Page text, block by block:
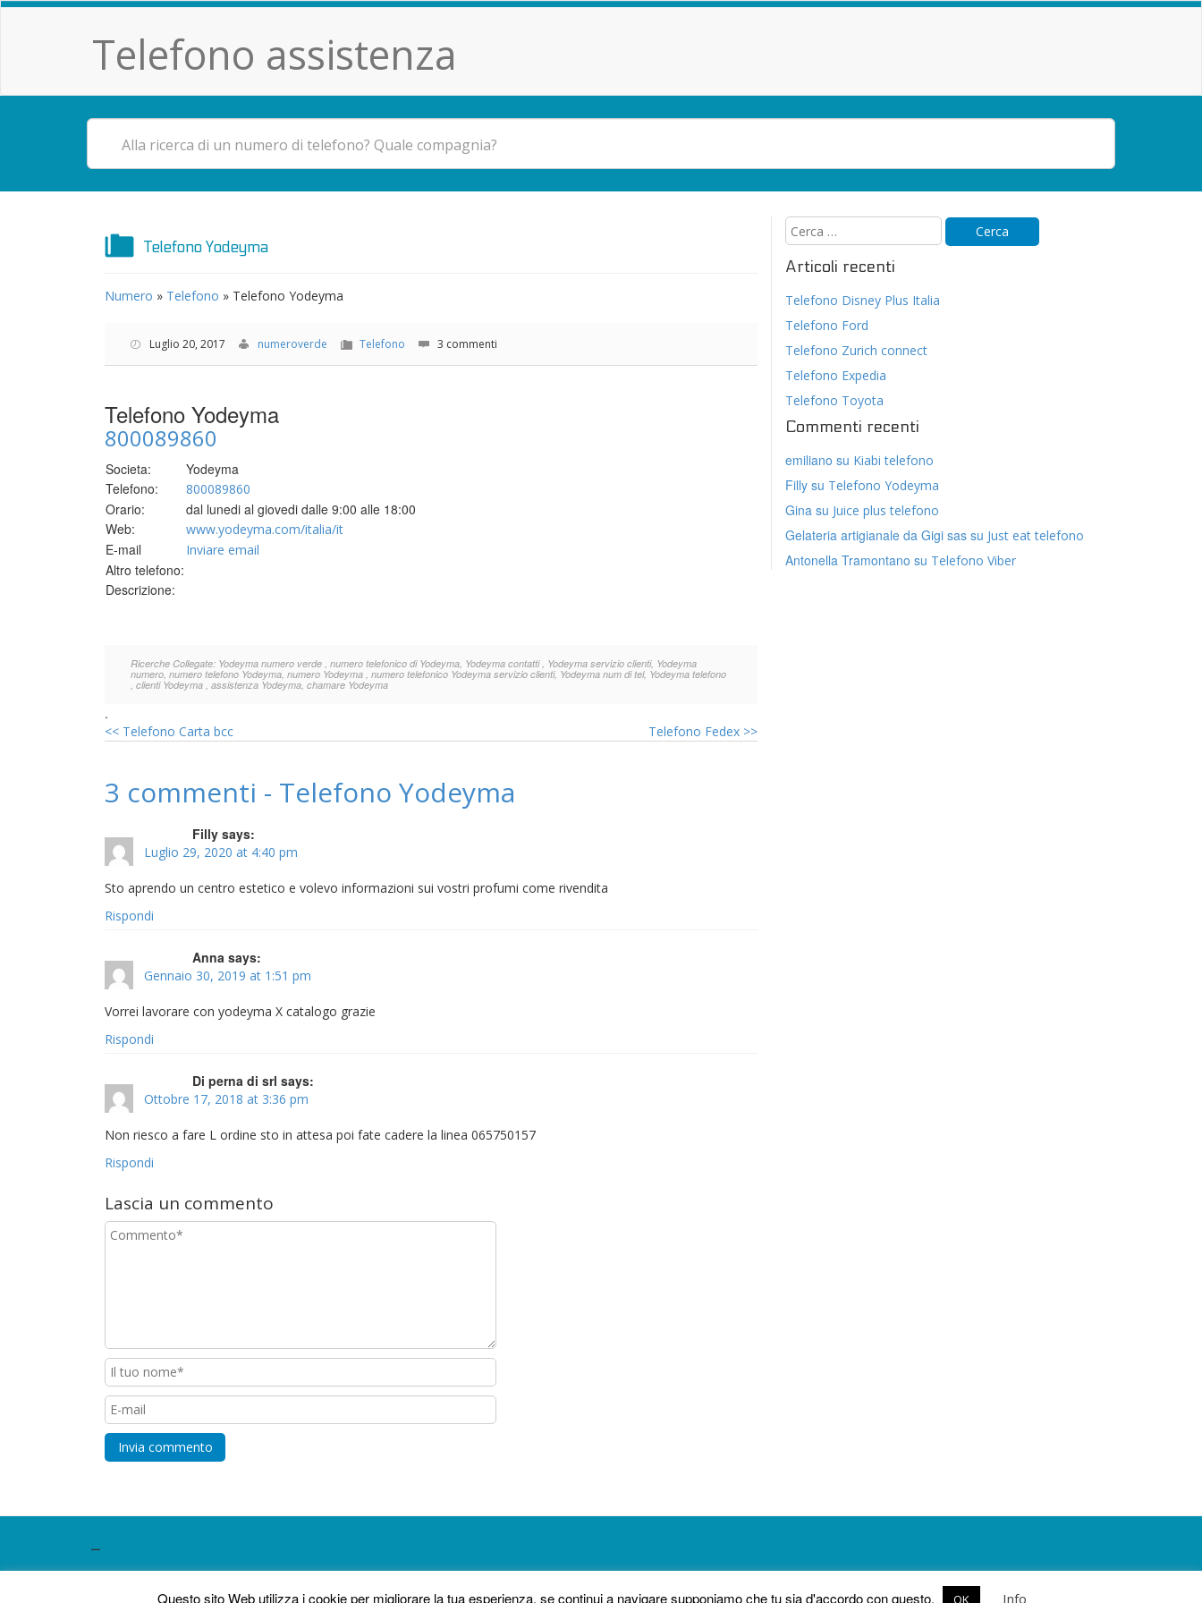
Telefono assistenza
Telefono Yodeyma
Numero » Telefono » Telefono Yodeyma
Luglio 20, 2017 numeroverde Telefono 3 commenti
Telefono Yodeyma
800089860
Societa:
Yodeyma
Telefono:
800089860
Orario:
dal lunedi al giovedi dalle 9:00 alle 18:00
Web:
www.yodeyma.com/italia/it
E-mail Inviare email
Altro telefono:
Descrizione:
Ricerche Collegate: Yodeyma numero verde , numero telefonico di Yodeyma, Yodeyma contatti , Yodeyma servizio clienti, Yodeyma
numero, numero telefono Yodeyma, numero Yodeyma , numero telefonico Yodeyma servizio clienti, Yodeyma num di tel, Yodeyma telefono
, clienti Yodeyma , assistenza Yodeyma, chamare Yodeyma
.
<< Telefono Carta bcc Telefono Fedex >>
3 commenti - Telefono Yodeyma
Filly says:
Luglio 29, 2020 at 4:40 pm
Sto aprendo un centro estetico e volevo informazioni sui vostri profumi come rivendita
Rispondi
Anna says:
Gennaio 30, 2019 at 1:51 pm
Vorrei lavorare con yodeyma X catalogo grazie
Rispondi
Di perna di srl says:
Ottobre 17, 2018 at 3:36 pm
Non riesco a fare L ordine sto in attesa poi fate cadere la linea 065750157
Rispondi
Lascia un commento
Articoli recenti
Telefono Disney Plus Italia
Telefono Ford
Telefono Zurich connect
Telefono Expedia
Telefono Toyota
Commenti recenti
emiliano su Kiabi telefono
Filly su Telefono Yodeyma
Gina su Juice plus telefono
Gelateria artigianale da Gigi sas su Just eat telefono
Antonella Tramontano su Telefono Viber
–
Questo sito Web utilizza i cookie per migliorare la tua esperienza, se continui a navigare supponiamo che tu sia d'accordo con questo. OK Info